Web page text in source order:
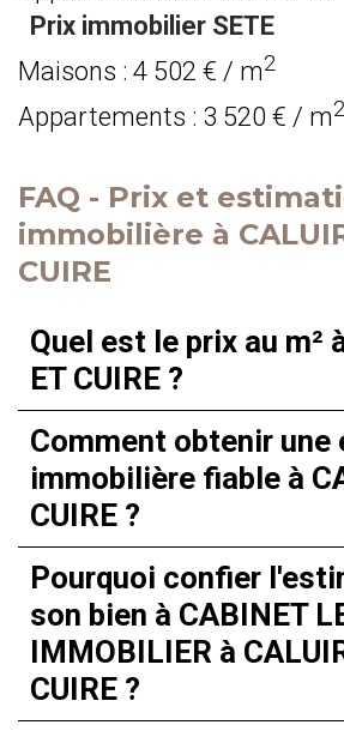
Prix immobilier SETE
Maisons : 4 502 € / m2
Appartements : 3 520 € / m2
FAQ - Prix et
immobilière à
CUIRE
Quel est le prix au m²
ET CUIRE ?
Comment obtenir
immobilière fiable à
CUIRE ?
Pourquoi confier
son bien à CABINET
IMMOBILIER à
CUIRE ?